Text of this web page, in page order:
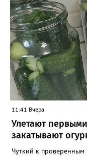
ритме тает. И ты,
Удобен и не опасен. И
смотреть и слушать
душу, Но ты жить без
Что-то менять в
что подсунут тебе.
них в раю. А рядом с
11:41 Вчера
Улетают
закатывают
Чуткий к